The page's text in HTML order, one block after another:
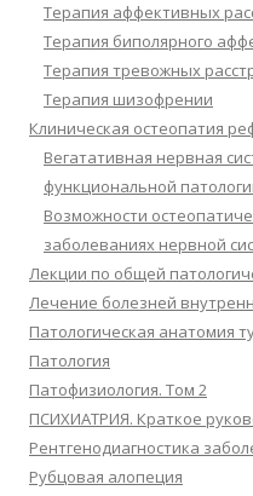
Терапия аффективных
Терапия биполярного
Терапия тревожных
Терапия шизофрении
Клиническая остеопатия
Вегатативная нервная
функциональной
Возможности
заболеваниях нервной
Лекции по общей
Лечение болезней
Патологическая анатомия
Патология
Патофизиология. Том 2
ПСИХИАТРИЯ. Краткое
Рентгенодиагностика
Рубцовая алопеция